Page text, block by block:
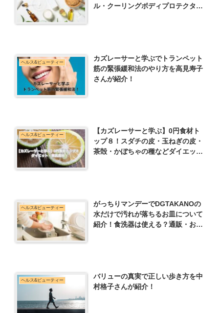
ル・クーリングボディプロテクター
ヘルス&ビューティー
カズレーサーと学ぶでトランペット
筋の緊張緩和法のやり方を高見寿子
さんが紹介！
ヘルス&ビューティー
【カズレーサーと学ぶ】0円食材ト
ップ８！スダチの皮・玉ねぎの皮・
茶殻・かぼちゃの種などダイエッ
ヘルス&ビューティー
がっちりマンデーでDGTAKANOの
水だけで汚れが落ちるお皿について
紹介！食洗器は使える？通販・お取
ヘルス&ビューティー
バリューの真実で正しい歩き方を中
村格子さんが紹介！